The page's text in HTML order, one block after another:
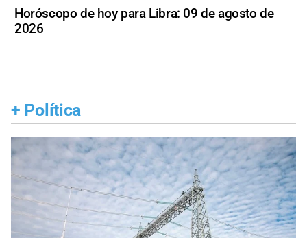
Horóscopo de hoy para Libra: 09 de agosto de
2026
+ Política